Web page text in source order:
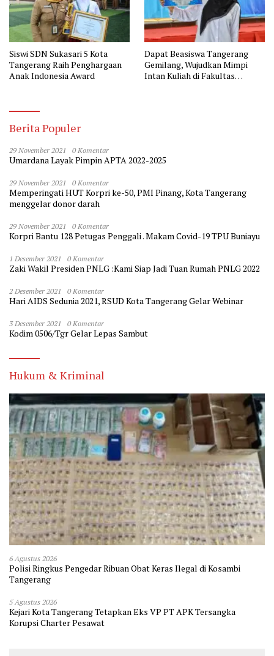
Siswi SDN Sukasari 5 Kota
Tangerang Raih Penghargaan
Anak Indonesia Award
Dapat Beasiswa Tangerang
Gemilang, Wujudkan Mimpi
Intan Kuliah di Fakultas
Berita Populer
29 November 2021 0 Komentar
Umardana Layak Pimpin APTA 2022-2025
29 November 2021 0 Komentar
Memperingati HUT Korpri ke-50, PMI Pinang, Kota Tangerang
menggelar donor darah
29 November 2021 0 Komentar
Korpri Bantu 128 Petugas Penggali . Makam Covid-19 TPU Buniayu
1 Desember 2021 0 Komentar
Zaki Wakil Presiden PNLG :Kami Siap Jadi Tuan Rumah PNLG 2022
2 Desember 2021 0 Komentar
Hari AIDS Sedunia 2021, RSUD Kota Tangerang Gelar Webinar
3 Desember 2021 0 Komentar
Kodim 0506/Tgr Gelar Lepas Sambut
Hukum & Kriminal
6 Agustus 2026
Polisi Ringkus Pengedar Ribuan Obat Keras Ilegal di Kosambi
Tangerang
5 Agustus 2026
Kejari Kota Tangerang Tetapkan Eks VP PT APK Tersangka
Korupsi Charter Pesawat